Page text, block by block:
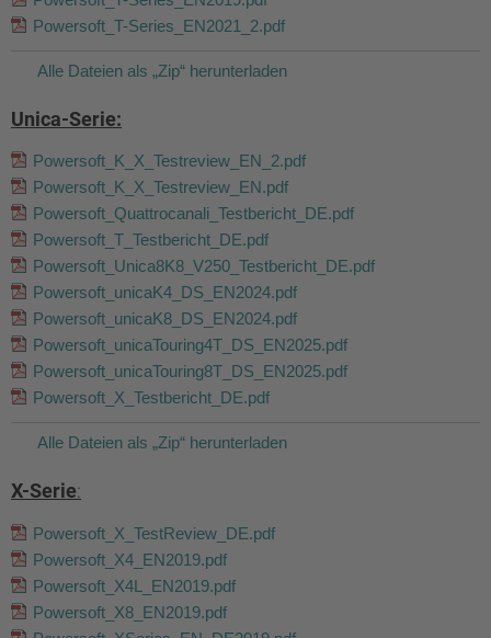
Powersoft_T-Series_EN2021_2.pdf
Alle Dateien als „Zip“ herunterladen
Unica-Serie:
Powersoft_K_X_Testreview_EN_2.pdf
Powersoft_K_X_Testreview_EN.pdf
Powersoft_Quattrocanali_Testbericht_DE.pdf
Powersoft_T_Testbericht_DE.pdf
Powersoft_Unica8K8_V250_Testbericht_DE.pdf
Powersoft_unicaK4_DS_EN2024.pdf
Powersoft_unicaK8_DS_EN2024.pdf
Powersoft_unicaTouring4T_DS_EN2025.pdf
Powersoft_unicaTouring8T_DS_EN2025.pdf
Powersoft_X_Testbericht_DE.pdf
Alle Dateien als „Zip“ herunterladen
X-Serie:
Powersoft_X_TestReview_DE.pdf
Powersoft_X4_EN2019.pdf
Powersoft_X4L_EN2019.pdf
Powersoft_X8_EN2019.pdf